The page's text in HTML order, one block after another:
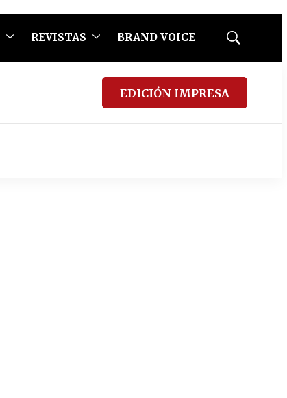
REVISTAS BRAND VOICE
Mostrar
EDICIÓN IMPRESA